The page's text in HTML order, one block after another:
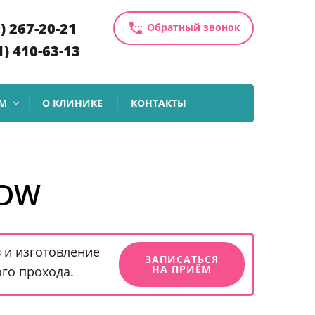
settings_phone Обратный звонок
267-20-21
410-63-13
О КЛИНИКЕ КОНТАКТЫ
изготовление
прохода.
ЗАПИСАТЬСЯ
НА ПРИЁМ